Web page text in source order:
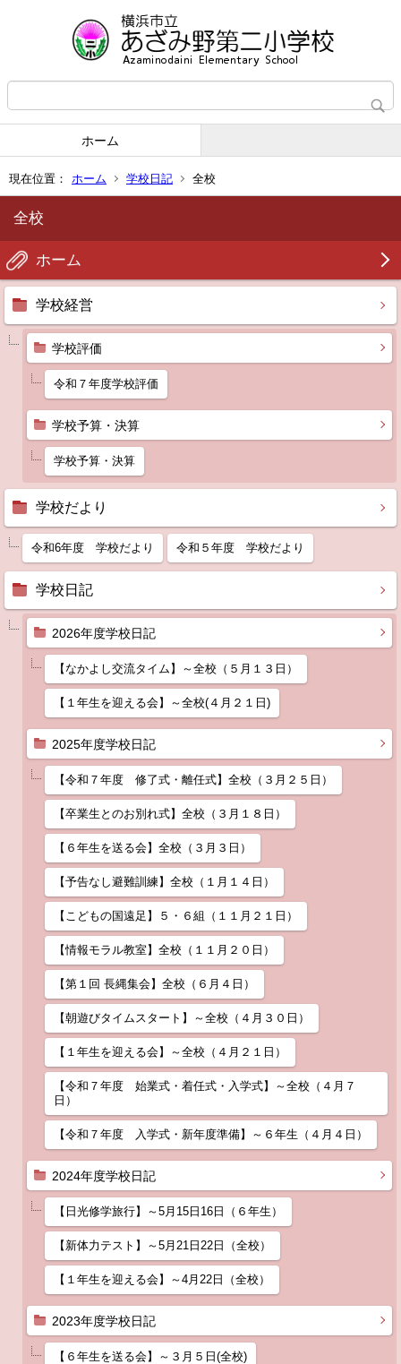
ホーム
現在位置： ホーム 学校日記 全校
全校
ホーム
学校経営
学校評価
令和７年度学校評価
学校予算・決算
学校予算・決算
学校だより
令和6年度 学校だより 令和５年度 学校だより
学校日記
2026年度学校日記
【なかよし交流タイム】～全校（５月１３日）
【１年生を迎える会】～全校(４月２１日)
2025年度学校日記
【令和７年度 修了式・離任式】全校（３月２５日）
【卒業生とのお別れ式】全校（３月１８日）
【６年生を送る会】全校（３月３日）
【予告なし避難訓練】全校（１月１４日）
【こどもの国遠足】５・６組（１１月２１日）
【情報モラル教室】全校（１１月２０日）
【第１回 長縄集会】全校（６月４日）
【朝遊びタイムスタート】～全校（４月３０日）
【１年生を迎える会】～全校（４月２１日）
【令和７年度 始業式・着任式・入学式】～全校（４月７
日）
【令和７年度 入学式・新年度準備】～６年生（４月４日）
2024年度学校日記
【日光修学旅行】～5月15日16日（６年生）
【新体力テスト】～5月21日22日（全校）
【１年生を迎える会】～4月22日（全校）
2023年度学校日記
【６年生を送る会】～３月５日(全校)